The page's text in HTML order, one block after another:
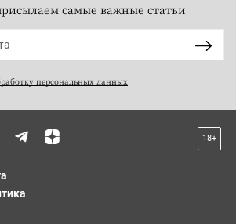
самые важные статьи
персональных данных
18+